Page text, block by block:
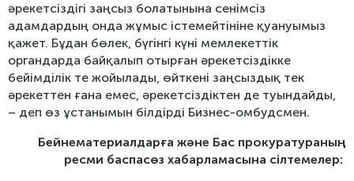
әрекетсіздігі заңсыз болатынына сенімсіз
адамдардың онда жұмыс істемейтініне қуануымыз
қажет. Бұдан бөлек, бүгінгі күні мемлекеттік
органдарда байқалып отырған әрекетсіздікке
бейімділік те жойылады, өйткені заңсыздық тек
әрекеттен ғана емес, әрекетсіздіктен де туындайды,
– деп өз ұстанымын білдірді Бизнес-омбудсмен.
Бейнематериалдарға және Бас прокуратураның
ресми баспасөз хабарламасына сілтемелер: